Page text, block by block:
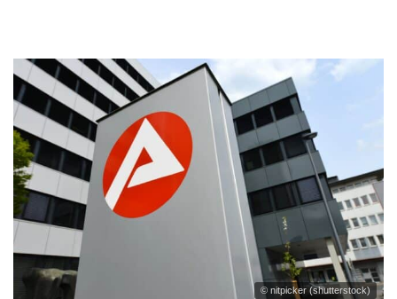
© nitpicker (shutterstock)